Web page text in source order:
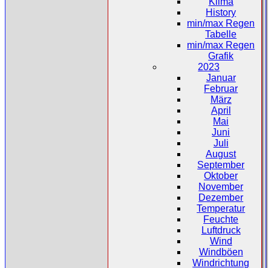
History
min/max Regen
Tabelle
min/max Regen
Grafik
2023
Januar
Februar
März
April
Mai
Juni
Juli
August
September
Oktober
November
Dezember
Temperatur
Feuchte
Luftdruck
Wind
Windböen
Windrichtung